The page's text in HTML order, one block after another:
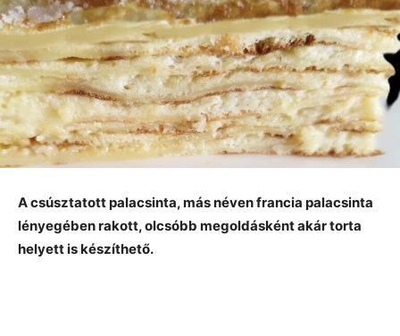
A csúsztatott palacsinta, más néven francia palacsinta
lényegében rakott, olcsóbb megoldásként akár torta
helyett is készíthető.